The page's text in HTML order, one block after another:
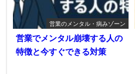
営業のメンタル・病みゾーン
営業でメンタル崩壊する人の
特徴と今すぐできる対策